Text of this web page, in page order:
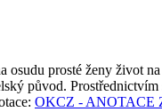
osudu prosté ženy život
původ.
OKCZ - ANOTACE